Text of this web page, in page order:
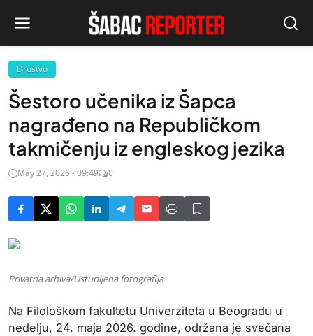
Društvo
Šestoro učenika iz Šapca
nagrađeno na Republičkom
takmičenju iz engleskog jezika
May 27, 2026 - 09:49 0
Privatna arhiva/Ustupljena fotografija
Na Filološkom fakultetu Univerziteta u Beogradu u
nedelju, 24. maja 2026. godine, održana je svečana